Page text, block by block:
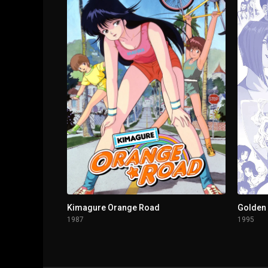
Sacrificio
Kimagure Orange Road
1987
Golden
1995